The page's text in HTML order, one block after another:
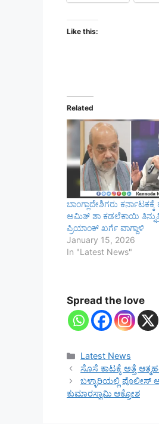
Like this:
Related
ಬಾಂಗ್ಲಾದೇಶಿಗರು
ಅಮಿತ್ ಶಾ ಕಡಲೆಕಾಯಿ
ಪ್ರಿಯಾಂಕ್ ಖರ್ಗೆ ವಾಗ್ದಾಳಿ
January 15, 2026
In "Latest News"
Spread the love
Categories
Latest News
ಸೊಸೆ ಕಾಟಕ್ಕೆ ಅತ್ತೆ
ಬಳ್ಳಾರಿಯಲ್ಲಿ ಪೊಲೀಸ್
ಕುಮಾರಸ್ವಾಮಿ ಆಕ್ರೋಶ